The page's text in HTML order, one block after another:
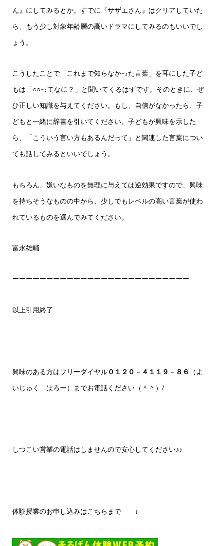
ん』にしてみるとか。すでに『サザエさん』はクリアしていた
ら、もう少し対象年齢層の高いドラマにしてみるのもいいでし
ょう。
こうしたことで「これまで知らなかった言葉」を耳にした子ど
もは「○○ってなに？」と聞いてくるはずです。そのときに、ぜ
ひ正しい知識を与えてください。もし、自信がなかったら、子
どもと一緒に辞書を引いてください。子どもが興味を示した
ら、「こういう言い方もあるんだって」と関連した言葉につい
ても話してみるといいでしょう。
もちろん、嫌いなものを無理に与えては逆効果ですので、興味
を持ちそうなものの中から、少しでもレベルの高い言葉が使わ
れているものを選んでみてください。
富永雄輔
ーーーーーーーーーーーーーーーーーーーーーーーーーー
以上引用終了
興味のある方はフリーダイヤル０１２０－４１１９－８６ （よ
いじゅく はろー）までお電話ください（＾＾）/
しつこい営業の電話はしませんので安心してください♪♪
体験授業のお申し込みはこちらまで ↓